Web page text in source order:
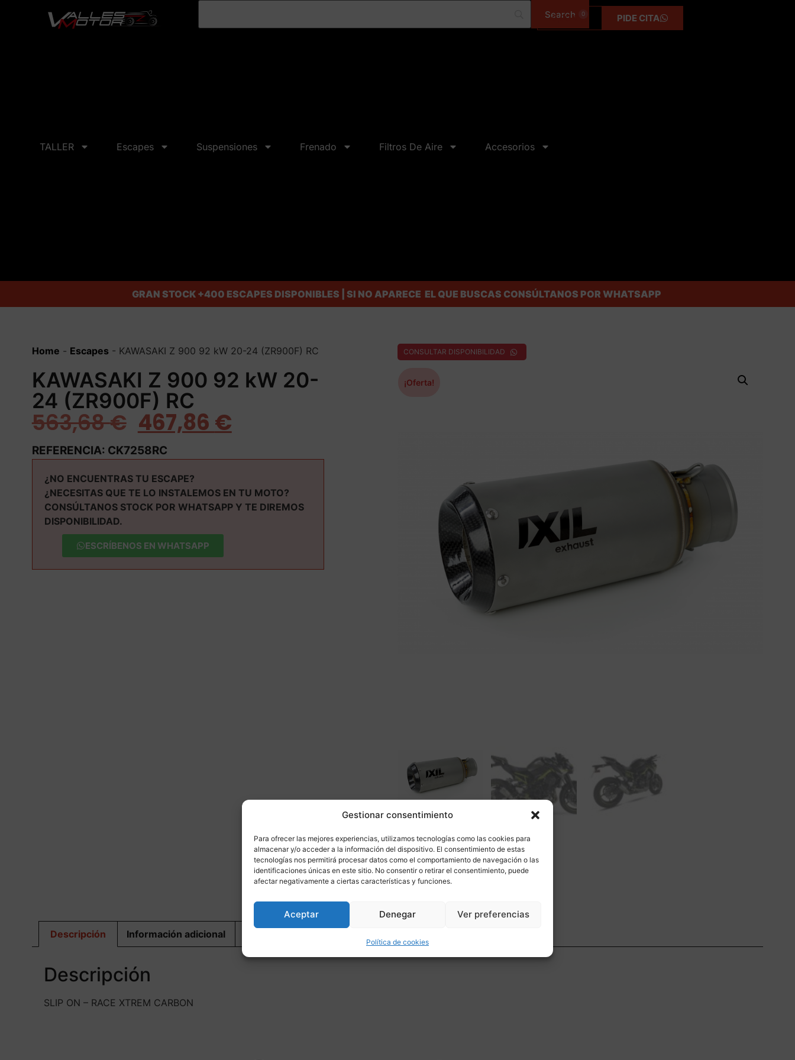
Gestionar consentimiento
Para ofrecer las mejores experiencias, utilizamos tecnologías como las cookies para
almacenar y/o acceder a la información del dispositivo. El consentimiento de estas
tecnologías nos permitirá procesar datos como el comportamiento de navegación o las
identificaciones únicas en este sitio. No consentir o retirar el consentimiento, puede
afectar negativamente a ciertas características y funciones.
Aceptar Denegar Ver preferencias
Política de cookies
0,00€ 0 PIDE CITA
TALLER Escapes Suspensiones Frenado Filtros De Aire Accesorios
GRAN STOCK +400 ESCAPES DISPONIBLES | SI NO APARECE EL QUE BUSCAS CONSÚLTANOS POR WHATSAPP
Home - Escapes- KAWASAKI Z 900 92 kW 20-24 (ZR900F) RC
KAWASAKI Z 900 92 kW 20-
24 (ZR900F) RC
563,68€ 467,86 €
REFERENCIA: CK7258RC
¿NO ENCUENTRAS TU ESCAPE?
¿NECESITAS QUE TE LO INSTALEMOS EN TU MOTO?
CONSÚLTANOS STOCK POR WHATSAPP Y TE DIREMOS
DISPONIBILIDAD.
ESCRÍBENOS EN WHATSAPP
CONSULTAR DISPONIBILIDAD
¡Oferta!
Más información
Descripción Información adicional
Descripción
SLIP ON – RACE XTREM CARBON